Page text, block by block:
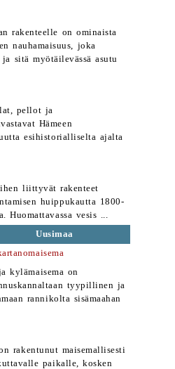
rakenteelle on ominaista
nauhamaisuus, joka
sitä myötäilevässä asutu
pellot ja
Hämeen
esihistorialliselta ajalta
liittyvät rakenteet
huippukautta 1800-
Huomattavassa vesis ...
Uusimaa
kylämaisema on
tyypillinen ja
rannikolta sisämaahan
rakentunut maisemallisesti
paikalle, kosken